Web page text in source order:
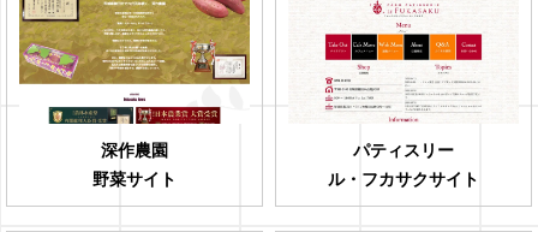
深作農園
野菜サイト
パティスリー
ル・フカサクサイト